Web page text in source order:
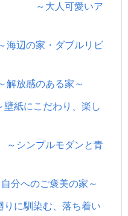
可愛いア
辺の家・ダブルリビ
放感のある家～
紙にこだわり、楽し
シンプルモダンと青
分へのご褒美の家～
りに馴染む、落ち着い